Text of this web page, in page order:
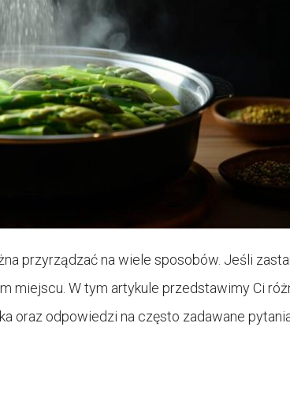
przyrządzać na wiele sposobów. Jeśli
miejscu. W tym artykule przedstawimy Ci
oraz odpowiedzi na często zadawane